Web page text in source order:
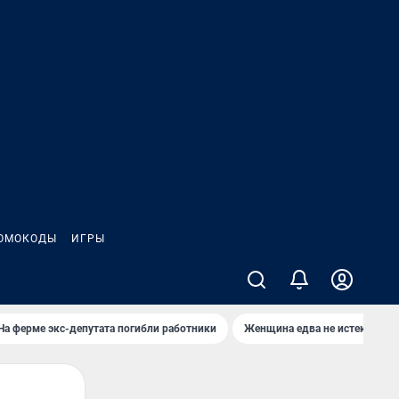
ИГРЫ
ферме экс-депутата погибли работники Женщина едва не истекла